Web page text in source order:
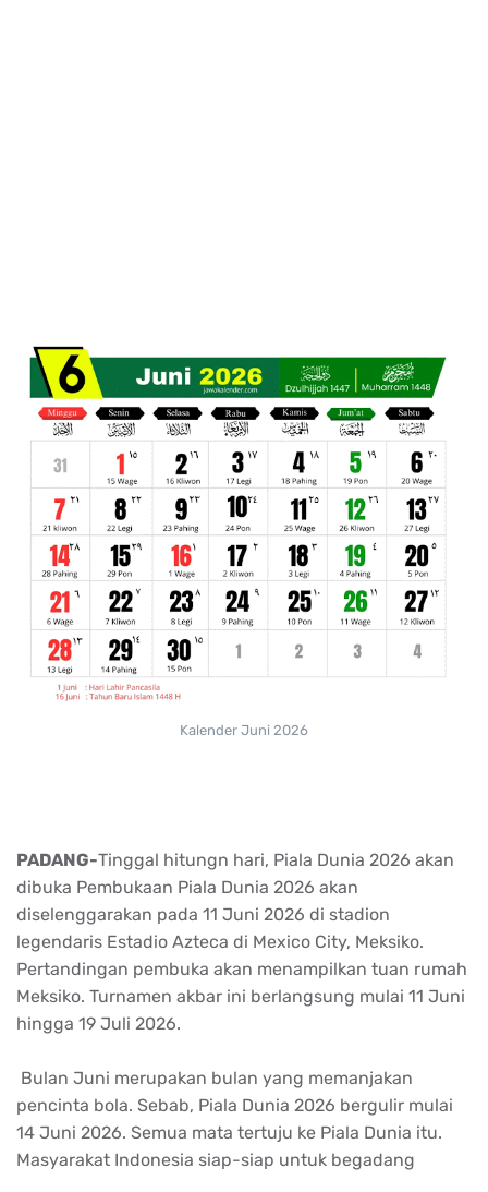
Kalender Juni 2026
PADANG-Tinggal hitungn hari, Piala Dunia 2026 akan
dibuka Pembukaan Piala Dunia 2026 akan
diselenggarakan pada 11 Juni 2026 di stadion
legendaris Estadio Azteca di Mexico City, Meksiko.
Pertandingan pembuka akan menampilkan tuan rumah
Meksiko. Turnamen akbar ini berlangsung mulai 11 Juni
hingga 19 Juli 2026.
Bulan Juni merupakan bulan yang memanjakan
pencinta bola. Sebab, Piala Dunia 2026 bergulir mulai
14 Juni 2026. Semua mata tertuju ke Piala Dunia itu.
Masyarakat Indonesia siap-siap untuk begadang